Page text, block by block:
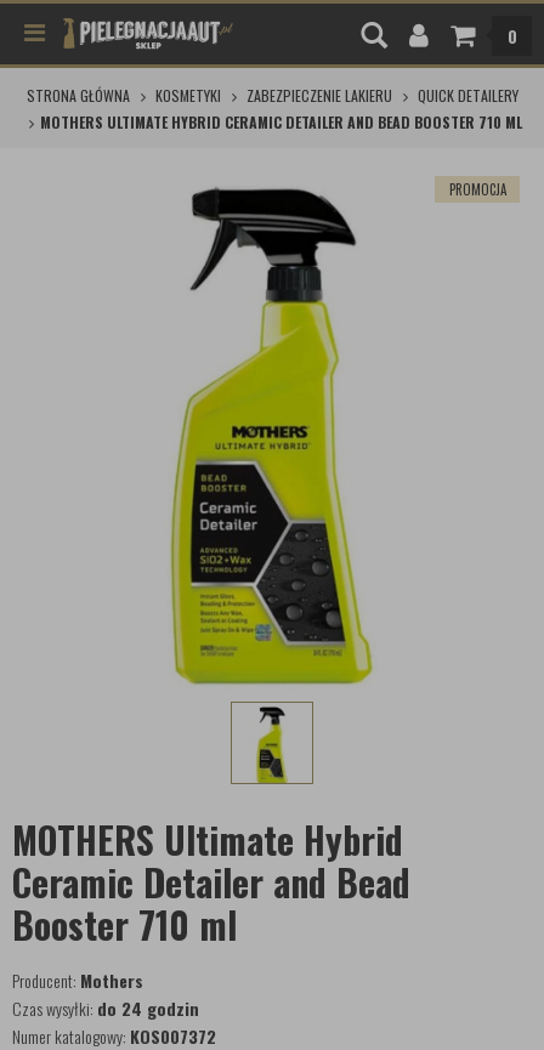
0
STRONA GŁÓWNA KOSMETYKI ZABEZPIECZENIE LAKIERU
QUICK DETAILERY
MOTHERS ULTIMATE HYBRID CERAMIC DETAILER AND BEAD BOOSTER 710 ML
PROMOCJA
MOTHERS Ultimate Hybrid
Ceramic Detailer and Bead
Booster 710 ml
Producent: Mothers
Czas wysyłki: do 24 godzin
Numer katalogowy: KOS007372